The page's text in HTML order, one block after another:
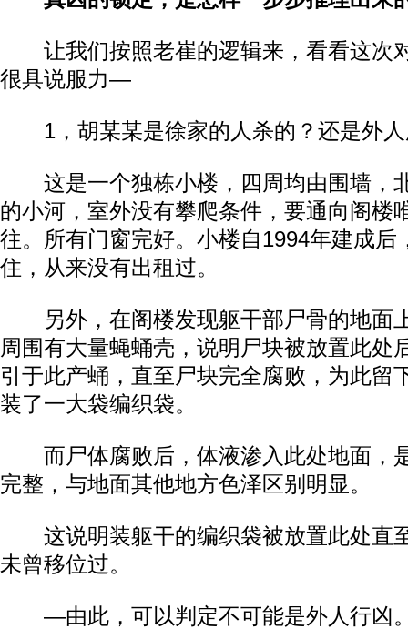
让我们按照老崔的逻辑来，看看这次
很具说服力—
1，胡某某是徐家的人杀的？还是外人
这是一个独栋小楼，四周均由围墙，
的小河，室外没有攀爬条件，要通向阁楼
往。所有门窗完好。小楼自1994年建成后
住，从来没有出租过。
另外，在阁楼发现躯干部尸骨的地面
周围有大量蝇蛹壳，说明尸块被放置此处
引于此产蛹，直至尸块完全腐败，为此留
装了一大袋编织袋。
而尸体腐败后，体液渗入此处地面，
完整，与地面其他地方色泽区别明显。
这说明装躯干的编织袋被放置此处直
未曾移位过。
—由此，可以判定不可能是外人行凶